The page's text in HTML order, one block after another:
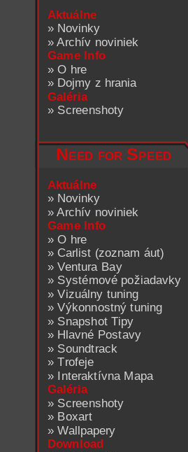
Aktuálne
» Novinky
»Archív noviniek
Game Info
»O hre
» Dojmy z hrania
Galéria
» Screenshoty
Need for Speed
Aktuálne
» Novinky
»Archív noviniek
Game Info
»O hre
» Carlist (zoznam áut)
»Ventura Bay
» Systémové požiadavky
»Vizuálny tuning
»Výkonnostný tuning
» Snapshot Tipy
» Hlavné Postavy
» Soundtrack
»Trofeje
» Interaktívna Mapa
Galéria
» Screenshoty
» Boxart
»Wallpapery
Download